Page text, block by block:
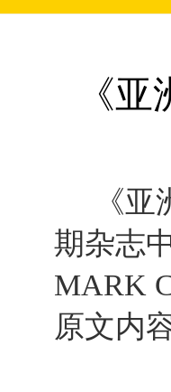
《
《亚洲
期杂志
MARK
原文内